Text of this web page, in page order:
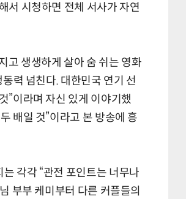
서 시청하면 전체 서사가 자연
고 생생하게 살아 숨 쉬는 영화
력 넘친다. 대한민국 연기 선
”이라며 자신 있게 이야기했
배일 것”이라고 본 방송에 흥
각각 “관전 포인트는 너무나
부부 케미부터 다른 커플들의